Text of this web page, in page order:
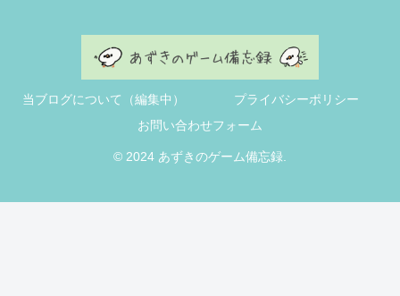
当ブログについて（編集中）
プライバシーポリシー
お問い合わせフォーム
© 2024 あずきのゲーム備忘録.